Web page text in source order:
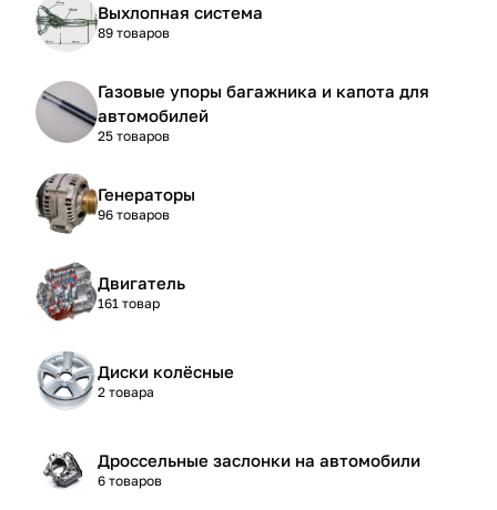
Выхлопная система
89 товаров
Газовые упоры багажника и капота для
автомобилей
25 товаров
Генераторы
96 товаров
Двигатель
161 товар
Диски колёсные
2 товара
Дроссельные заслонки на автомобили
6 товаров